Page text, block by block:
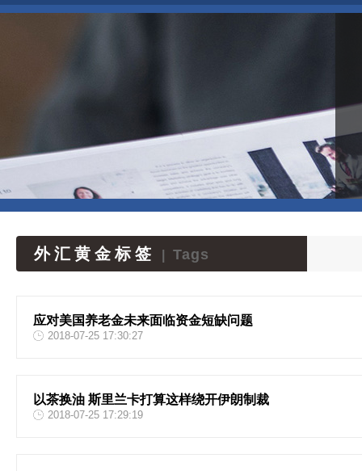
外汇黄金标签 Tags
应对美国养老金未来面临资金短缺问题
2018-07-25 17:30:27
以茶换油 斯里兰卡打算这样绕开伊朗制裁
2018-07-25 17:29:19